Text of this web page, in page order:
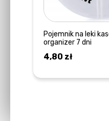
Pojemnik na leki
organizer 7 dni
4,80 zł